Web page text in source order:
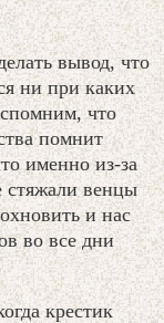
вывод, что
ни при каких
что
помнит
именно из-за
стяжали венцы
и нас
во все дни
крестик